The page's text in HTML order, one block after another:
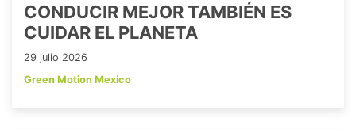
CONDUCIR MEJOR TAMBIÉN ES
CUIDAR EL PLANETA
29 julio 2026
Green Motion Mexico